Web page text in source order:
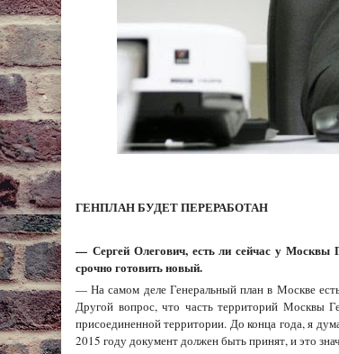
ГЕНПЛАН БУДЕТ ПЕРЕРАБОТАН
— Сергей Олегович, есть ли сейчас у Москвы
срочно готовить новый.
— На самом деле Генеральный план в Москве
Другой вопрос, что часть территорий Москвы
присоединенной территории. До конца года, я
2015 году документ должен быть принят, и это